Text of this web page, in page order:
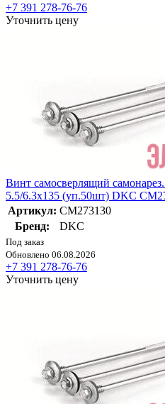
+7 391 278-76-76
Уточнить цену
Винт самосверлящий
5.5/6.3х135 (уп.50шт) DKC
Артикул: CM273130
Бренд:
DKC
Под заказ
Обновлено 06.08.2026
+7 391 278-76-76
Уточнить цену